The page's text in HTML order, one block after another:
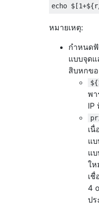
หมายเหตุ:
กำหนด
แบบจุดแ
สิบหกข
พา
IP
เนื่
แบ
แ
ให
เ
4
ป